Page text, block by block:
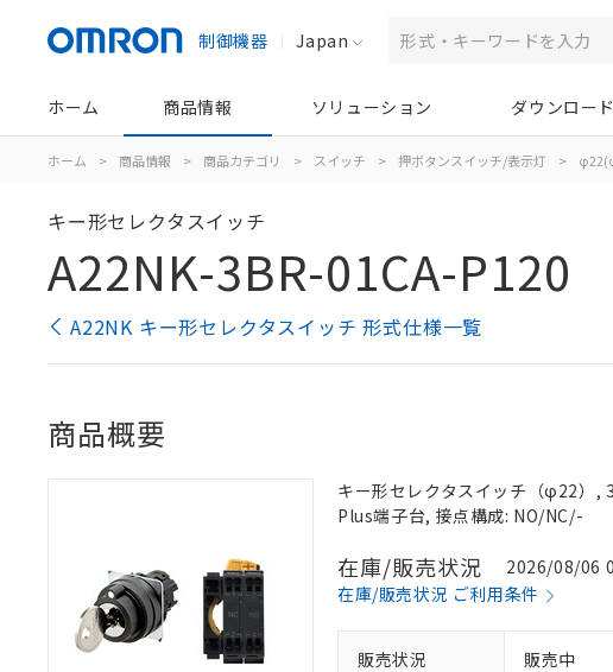
制御機器 Japan
ホーム 商品情報 ソリューション ダウンロード
ホーム > 商品情報 > 商品カテゴリ > スイッチ > 押ボタンスイッチ/表示灯 >
キー形セレクタスイッチ
A22NK-3BR-01CA-P120
A22NK キー形セレクタスイッチ 形式仕様一覧
商品概要
キー形セレクタスイッチ（φ22）,
Plus端子台, 接点構成: NO/NC/-
在庫/販売状況
2026/08/06
在庫/販売状況 ご利用条件
販売状況 販売中